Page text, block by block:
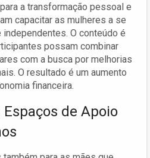
a transformação pessoal e
capacitar as mulheres a se
O conteúdo é
possam combinar
com a busca por melhorias
O resultado é um aumento
financeira.
de Apoio